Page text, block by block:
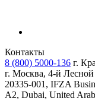
Контакты
8 (800) 5000-136 г.
г. Москва, 4-й
20335-001, IFZA
A2, Dubai, United